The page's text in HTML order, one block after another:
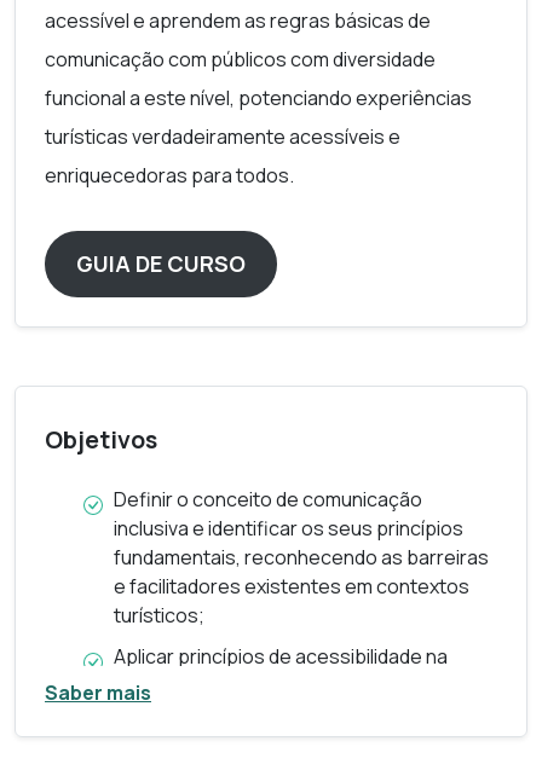
acessível e aprendem as regras básicas de
comunicação com públicos com diversidade
funcional a este nível, potenciando experiências
turísticas verdadeiramente acessíveis e
enriquecedoras para todos.
GUIA DE CURSO
Objetivos
Definir o conceito de comunicação
inclusiva e identificar os seus princípios
fundamentais, reconhecendo as barreiras
e facilitadores existentes em contextos
turísticos;
Aplicar princípios de acessibilidade na
criação e disponibilização de informação
Saber mais